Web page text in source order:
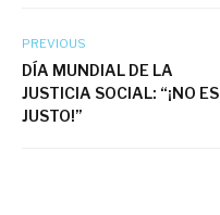
PREVIOUS
DÍA MUNDIAL DE LA
JUSTICIA SOCIAL: “¡NO ES
JUSTO!”